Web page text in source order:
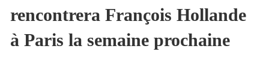
rencontrera François Hollande
à Paris la semaine prochaine